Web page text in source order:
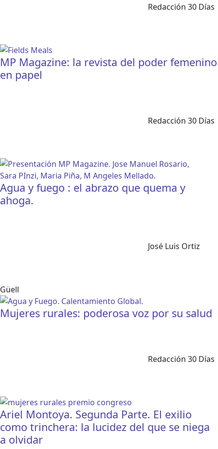
Redacción 30 Días
MP Magazine: la revista del poder femenino
en papel
Redacción 30 Días
Agua y fuego : el abrazo que quema y
ahoga.
José Luis Ortiz
Güell
Mujeres rurales: poderosa voz por su salud
Redacción 30 Días
Ariel Montoya. Segunda Parte. El exilio
como trinchera: la lucidez del que se niega
a olvidar